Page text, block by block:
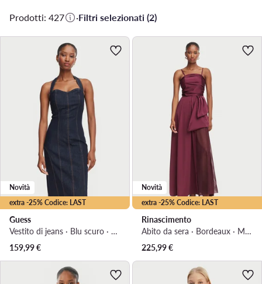
Prodotti: 427 ·Filtri selezionati (2)
extra -25% Codice: LAST
Novità
Guess
Vestito di jeans · Blu scuro · Mini
159,99€
extra -25% Codice: LAST
Novità
Rinascimento
Abito da sera · Bordeaux · Maxi
225,99€